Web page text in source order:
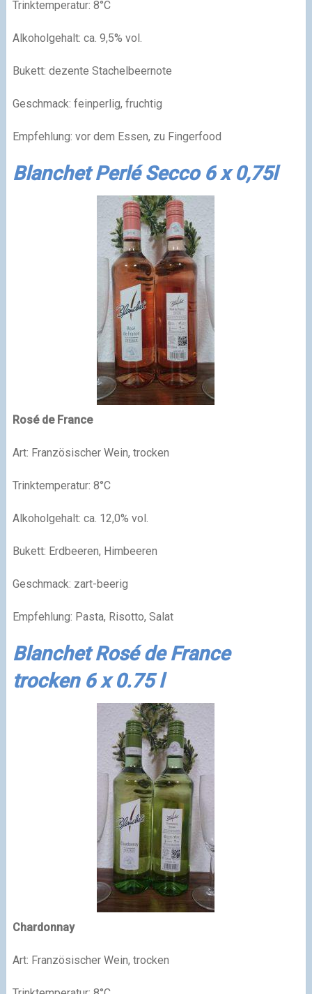
Trinktemperatur: 8°C
Alkoholgehalt: ca. 9,5% vol.
Bukett: dezente Stachelbeernote
Geschmack: feinperlig, fruchtig
Empfehlung: vor dem Essen, zu Fingerfood
Blanchet Perlé Secco 6 x 0,75l
Rosé de France
Art: Französischer Wein, trocken
Trinktemperatur: 8°C
Alkoholgehalt: ca. 12,0% vol.
Bukett: Erdbeeren, Himbeeren
Geschmack: zart-beerig
Empfehlung: Pasta, Risotto, Salat
Blanchet Rosé de France
trocken 6 x 0.75 l
Chardonnay
Art: Französischer Wein, trocken